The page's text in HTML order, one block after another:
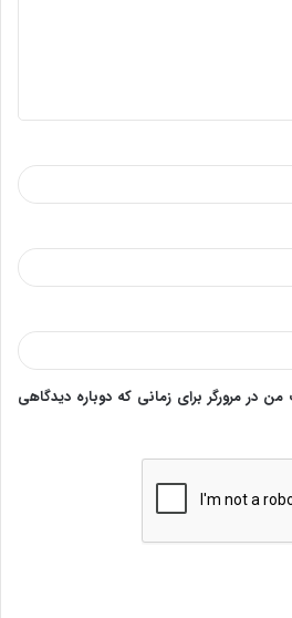
در مرورگر برای زمانی که دوباره دیدگاهی